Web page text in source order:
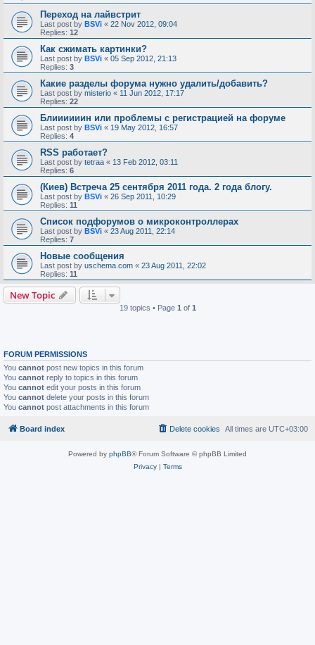
Переход на лайвстрит
Last post by BSVi « 22 Nov 2012, 09:04
Replies: 12
Как сжимать картинки?
Last post by BSVi « 05 Sep 2012, 21:13
Replies: 3
Какие разделы форума нужно удалить/добавить?
Last post by misterio « 11 Jun 2012, 17:17
Replies: 22
Блиииииин или проблемы с регистрацией на форуме
Last post by BSVi « 19 May 2012, 16:57
Replies: 4
RSS работает?
Last post by tetraa « 13 Feb 2012, 03:11
Replies: 6
(Киев) Встреча 25 сентября 2011 года. 2 года блогу.
Last post by BSVi « 26 Sep 2011, 10:29
Replies: 11
Список подфорумов о микроконтроллерах
Last post by BSVi « 23 Aug 2011, 22:14
Replies: 7
Новые сообщения
Last post by uschema.com « 23 Aug 2011, 22:02
Replies: 11
New Topic
19 topics • Page 1 of 1
FORUM PERMISSIONS
You cannot post new topics in this forum
You cannot reply to topics in this forum
You cannot edit your posts in this forum
You cannot delete your posts in this forum
You cannot post attachments in this forum
Board index All times are UTC+03:00
Delete cookies
Powered by phpBB® Forum Software © phpBB Limited
Privacy| Terms